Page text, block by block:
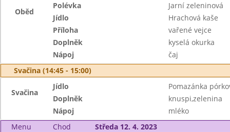
Oběd
Polévka
Jarní zeleninová
Jídlo
Hrachová kaše
Příloha
vařené vejce
Doplněk
kyselá okurka
Nápoj
čaj
Svačina (14:45 - 15:00)
Svačina
Jídlo
Pomazánka
Doplněk
knuspi,zelenina
Nápoj
mléko
Menu
Chod
Středa 12. 4. 2023